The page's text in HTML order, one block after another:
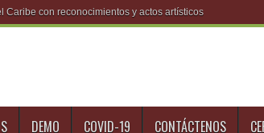
con reconocimientos y actos artísticos
DEMO COVID-19 CONTÁCTENOS